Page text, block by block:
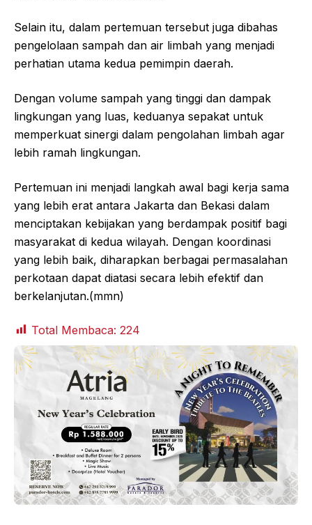
Selain itu, dalam pertemuan tersebut juga dibahas
pengelolaan sampah dan air limbah yang menjadi
perhatian utama kedua pemimpin daerah.
Dengan volume sampah yang tinggi dan dampak
lingkungan yang luas, keduanya sepakat untuk
memperkuat sinergi dalam pengolahan limbah agar
lebih ramah lingkungan.
Pertemuan ini menjadi langkah awal bagi kerja sama
yang lebih erat antara Jakarta dan Bekasi dalam
menciptakan kebijakan yang berdampak positif bagi
masyarakat di kedua wilayah. Dengan koordinasi
yang lebih baik, diharapkan berbagai permasalahan
perkotaan dapat diatasi secara lebih efektif dan
berkelanjutan.(mmn)
Total Membaca: 224